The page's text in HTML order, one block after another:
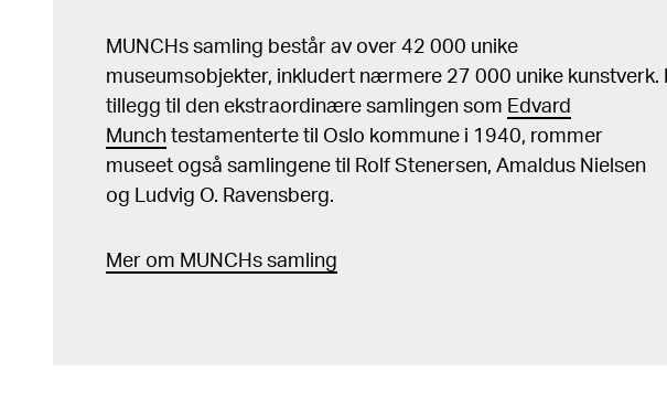
MUNCHs samling består av over 42 000 unike
museumsobjekter, inkludert nærmere 27 000 unike kunstverk. I
tillegg til den ekstraordinære samlingen som Edvard
Munch testamenterte til Oslo kommune i 1940, rommer
museet også samlingene til Rolf Stenersen, Amaldus Nielsen
og Ludvig O. Ravensberg.
Mer om MUNCHs samling